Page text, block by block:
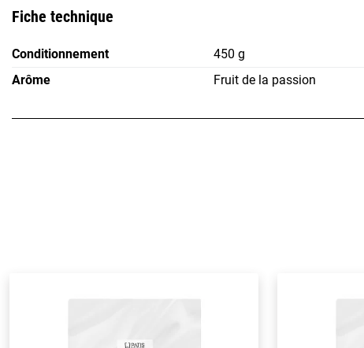
Fiche technique
Conditionnement
450 g
Arôme
Fruit de la passion